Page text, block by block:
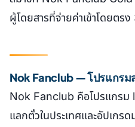
ผู้โดยสารที่จ่ายค่าเข้าโดยตร
Nok Fanclub — โปรแกรม
Nok Fanclub คือโปรแกรม
แลกตั๋วในประเทศและอัปเกรด